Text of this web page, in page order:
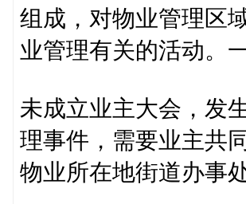
组成，对物业管理区
业管理有关的活动。
未成立业主大会，发
理事件，需要业主共
物业所在地街道办事